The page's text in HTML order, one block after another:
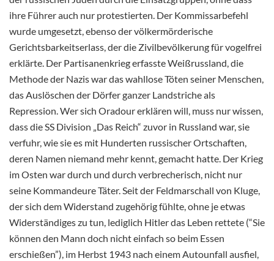
ihre Führer auch nur protestierten. Der Kommissarbefehl
wurde umgesetzt, ebenso der völkermörderische
Gerichtsbarkeitserlass, der die Zivilbevölkerung für vogelfrei
erklärte. Der Partisanenkrieg erfasste Weißrussland, die
Methode der Nazis war das wahllose Töten seiner Menschen,
das Auslöschen der Dörfer ganzer Landstriche als
Repression. Wer sich Oradour erklären will, muss nur wissen,
dass die SS Division „Das Reich“ zuvor in Russland war, sie
verfuhr, wie sie es mit Hunderten russischer Ortschaften,
deren Namen niemand mehr kennt, gemacht hatte. Der Krieg
im Osten war durch und durch verbrecherisch, nicht nur
seine Kommandeure Täter. Seit der Feldmarschall von Kluge,
der sich dem Widerstand zugehörig fühlte, ohne je etwas
Widerständiges zu tun, lediglich Hitler das Leben rettete (“Sie
können den Mann doch nicht einfach so beim Essen
erschießen”), im Herbst 1943 nach einem Autounfall ausfiel,